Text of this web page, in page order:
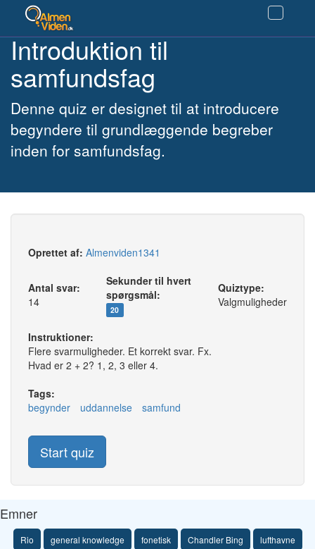
Introduktion til
samfundsfag
Denne quiz er designet til at introducere
begyndere til grundlæggende begreber
inden for samfundsfag.
Oprettet af: Almenviden1341
Antal svar:
14
Sekunder til hvert
spørgsmål:
20
Quiztype:
Valgmuligheder
Instruktioner:
Flere svarmuligheder. Et korrekt svar. Fx.
Hvad er 2 + 2? 1, 2, 3 eller 4.
Tags:
begynder
uddannelse samfund
Start quiz
Emner
Rio general knowledge fonetisk Chandler Bing lufthavne